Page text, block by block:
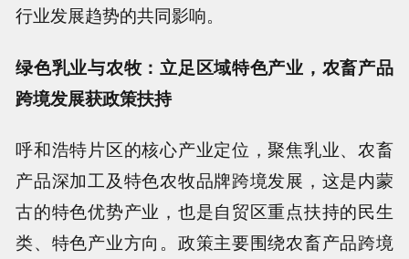
行业发展趋势的共同影响。
绿色乳业与农牧：立足区域特色产业，农畜产品
跨境发展获政策扶持
呼和浩特片区的核心产业定位，聚焦乳业、农畜
产品深加工及特色农牧品牌跨境发展，这是内蒙
古的特色优势产业，也是自贸区重点扶持的民生
类、特色产业方向。政策主要围绕农畜产品跨境